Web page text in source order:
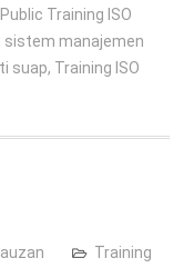
Public Training ISO
sistem manajemen
suap, Training ISO
Training